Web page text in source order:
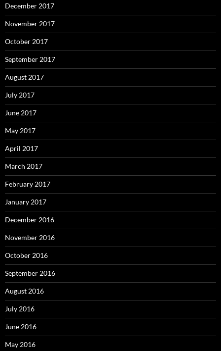
December 2017
November 2017
October 2017
September 2017
August 2017
July 2017
June 2017
May 2017
April 2017
March 2017
February 2017
January 2017
December 2016
November 2016
October 2016
September 2016
August 2016
July 2016
June 2016
May 2016